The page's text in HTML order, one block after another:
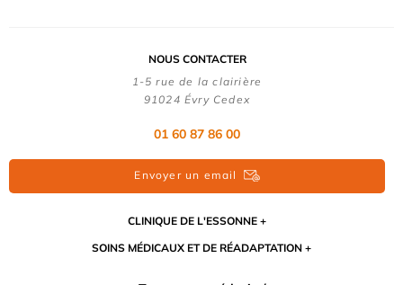
NOUS CONTACTER
1-5 rue de la clairière
91024 Évry Cedex
01 60 87 86 00
Envoyer un email
CLINIQUE DE L'ESSONNE
SOINS MÉDICAUX ET DE RÉADAPTATION